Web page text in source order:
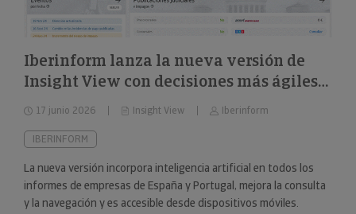
Iberinform lanza la nueva versión de
Insight View con decisiones más ágiles
sobre 322 millones de empresas y
nuevas capacidades en su
funcionalidad de IA
17 junio 2026 Insight View Iberinform
IBERINFORM
La nueva versión incorpora inteligencia artificial en todos los
informes de empresas de España y Portugal, mejora la consulta
y la navegación y es accesible desde dispositivos móviles.